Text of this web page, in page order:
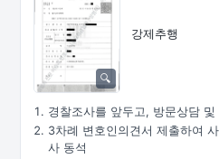
강제추행
경찰조사를 앞두고, 방문상담 및
3차례 변호인의견서 제출하여
사 동석